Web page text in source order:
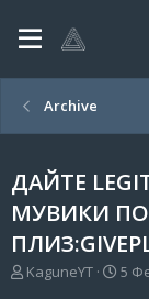
Archive
ДАЙТЕ
МУВИКИ
А
KaguneYT
Д
5